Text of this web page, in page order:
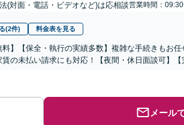
(対面・電話・ビデオなど)は応相談営業時間：
(2件) 料金表を見る
料】【保全・執行の実績多数】複雑な手続きもお
の未払い請求にも対応！【夜間・休日面談可】【
メール